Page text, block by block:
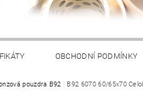
OBCHODNÍ PODMÍNKY
pouzdra B92 B92 6070 60/65x70